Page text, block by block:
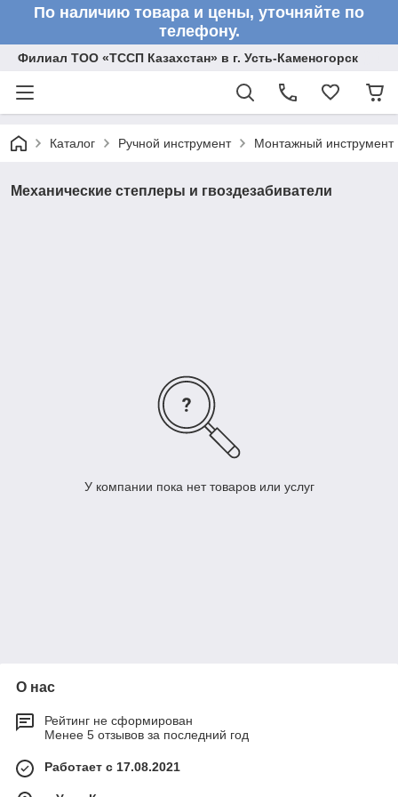
По наличию товара и цены, уточняйте по
телефону.
Филиал ТОО «ТССП Казахстан» в г. Усть-Каменогорск
Каталог Ручной инструмент Монтажный инструмент
Механические степлеры и гвоздезабиватели
У компании пока нет товаров или услуг
О нас
Рейтинг не сформирован
Менее 5 отзывов за последний год
Работает с 17.08.2021